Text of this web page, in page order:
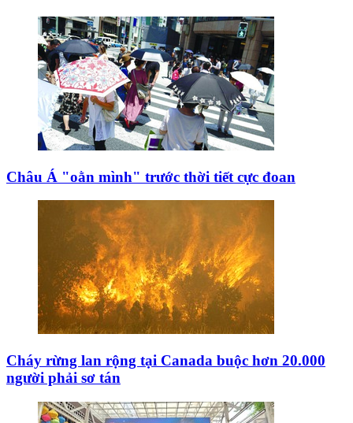
Châu Á "oằn mình" trước thời tiết cực đoan
Cháy rừng lan rộng tại Canada buộc hơn 20.000
người phải sơ tán